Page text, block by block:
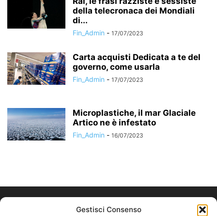
Gestisci Consenso
della telecronaca dei Mondiali
di...
Fin_Admin - 17/07/2023
Carta acquisti Dedicata a te del
governo, come usarla
Fin_Admin - 17/07/2023
Microplastiche, il mar Glaciale
Artico ne è infestato
Fin_Admin - 16/07/2023